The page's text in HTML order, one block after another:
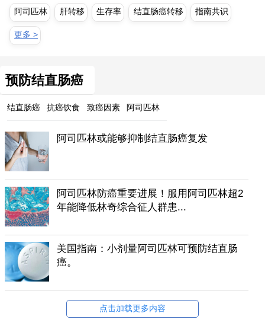
阿司匹林 肝转移 生存率 结直肠癌转移 指南共识
更多 >
预防结直肠癌
结直肠癌 抗癌饮食 致癌因素 阿司匹林
阿司匹林或能够抑制结直肠癌复发
阿司匹林防癌重要进展！服用阿司匹林超2
年能降低林奇综合征人群患...
美国指南：小剂量阿司匹林可预防结直肠
癌。
点击加载更多内容